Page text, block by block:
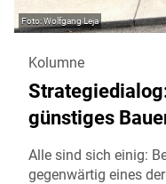
Wolfgang Leja
Kolumne
günstiges
Alle sind sich einig:
gegenwärtig eines